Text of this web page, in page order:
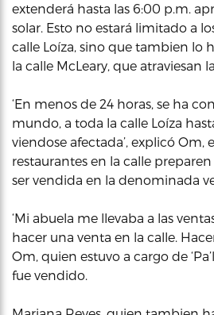
extenderá hasta las 6:00 p.m.
solar. Esto no estará limitado a
calle Loíza, sino que tambien lo
la calle McLeary, que atraviesan
‘En menos de 24 horas, se ha
mundo, a toda la calle Loíza
viendose afectada’, explicó Om,
restaurantes en la calle
ser vendida en la denominada
‘Mi abuela me llevaba a las
hacer una venta en la calle.
Om, quien estuvo a cargo de
fue vendido.